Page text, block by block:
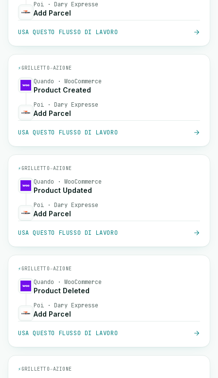
Poi · Dary Expresse
Add Parcel
USA QUESTO FLUSSO DI LAVORO
⚡ GRILLETTO→AZIONE
Quando · WooCommerce
Product Created
Poi · Dary Expresse
Add Parcel
USA QUESTO FLUSSO DI LAVORO
⚡ GRILLETTO→AZIONE
Quando · WooCommerce
Product Updated
Poi · Dary Expresse
Add Parcel
USA QUESTO FLUSSO DI LAVORO
⚡ GRILLETTO→AZIONE
Quando · WooCommerce
Product Deleted
Poi · Dary Expresse
Add Parcel
USA QUESTO FLUSSO DI LAVORO
⚡ GRILLETTO→AZIONE